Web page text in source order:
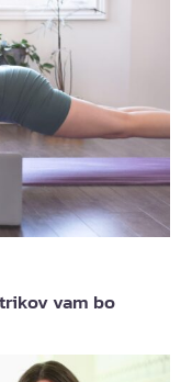
vam bo